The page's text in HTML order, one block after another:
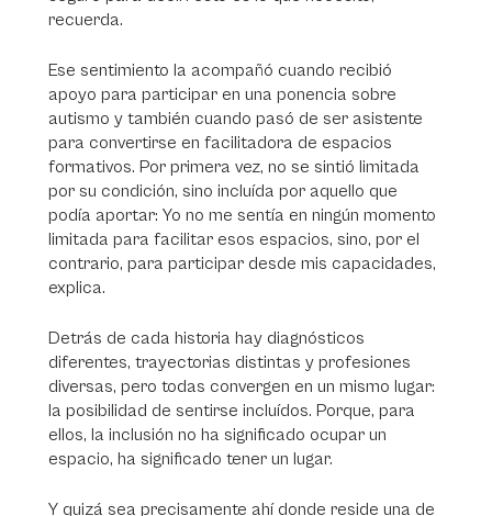
recuerda.
Ese sentimiento la acompañó cuando recibió
apoyo para participar en una ponencia sobre
autismo y también cuando pasó de ser asistente
para convertirse en facilitadora de espacios
formativos. Por primera vez, no se sintió limitada
por su condición, sino incluída por aquello que
podía aportar: Yo no me sentía en ningún momento
limitada para facilitar esos espacios, sino, por el
contrario, para participar desde mis capacidades,
explica.
Detrás de cada historia hay diagnósticos
diferentes, trayectorias distintas y profesiones
diversas, pero todas convergen en un mismo lugar:
la posibilidad de sentirse incluídos. Porque, para
ellos, la inclusión no ha significado ocupar un
espacio, ha significado tener un lugar.
Y quizá sea precisamente ahí donde reside una de